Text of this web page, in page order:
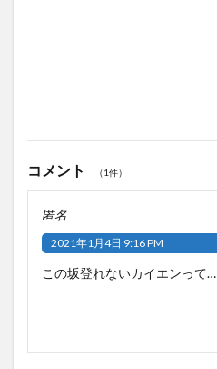
コメント （1件）
匿名
2021年1月4日 9:16 PM
この坂登れないカイエンって…